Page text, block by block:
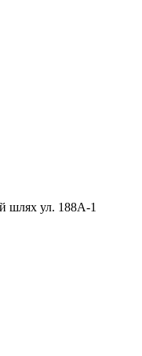
шлях ул. 188А-1